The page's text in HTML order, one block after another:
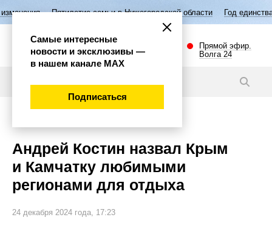
семьи в Нижегородской области Год единства народов
Прямой эфир.
Волга 24
Андрей Костин назвал Крым
и Камчатку любимыми
регионами для отдыха
24 декабря 2024 года, 17:23
Самые интересные
новости и эксклюзивы —
в нашем канале МАХ
Подписаться